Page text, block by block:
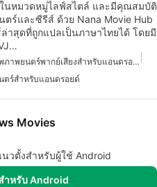
ในหมวดหมู่ไลฟ์สไตล์ และมีคุณสมบัติ
ร์และซีรีส์ ด้วย Nana Movie Hub
าสุดที่ถูกแปลเป็นภาษาไทยได้ โดยมี
แอพภาพยนตร์พากย์เสียงสำหรับแอนดรอยด์
ตร์สำหรับแอนดรอยด์
Movies
วตั้งสำหรับผู้ใช้ Android
ำหรับ Android